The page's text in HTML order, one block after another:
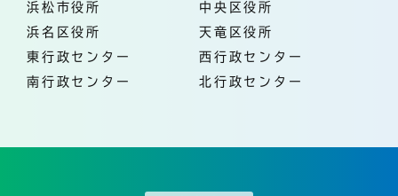
浜松市役所
中央区役所
浜名区役所
天竜区役所
東行政センター
西行政センター
南行政センター
北行政センター